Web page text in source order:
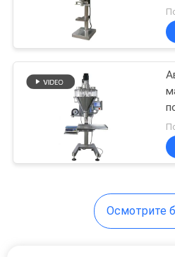
Машина
Pulverizer
и
Осмотрите